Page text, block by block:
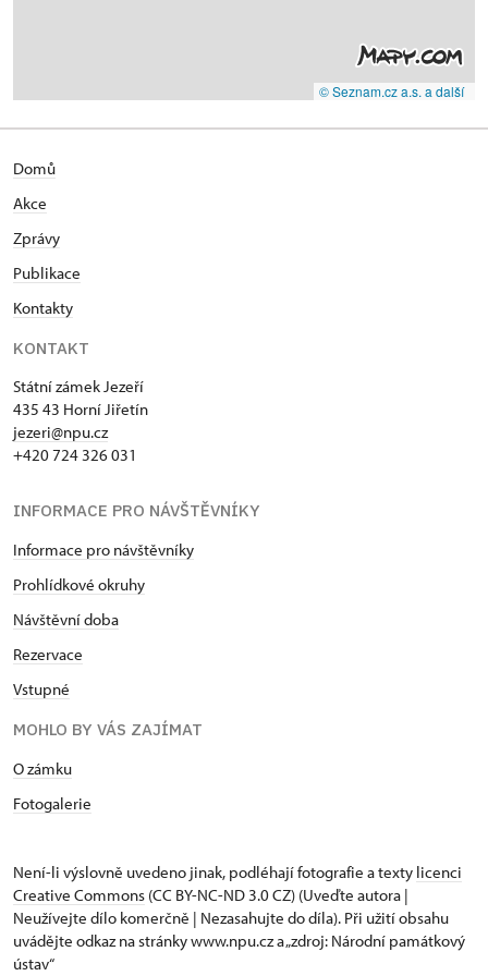
© Seznam.cz a.s. a další
Domů
Akce
Zprávy
Publikace
Kontakty
KONTAKT
Státní zámek Jezeří
435 43 Horní Jiřetín
jezeri@npu.cz
+420 724 326 031
INFORMACE PRO NÁVŠTĚVNÍKY
Informace pro návštěvníky
Prohlídkové okruhy
Návštěvní doba
Rezervace
Vstupné
MOHLO BY VÁS ZAJÍMAT
O zámku
Fotogalerie
Není-li výslovně uvedeno jinak, podléhají fotografie a texty licenci
Creative Commons (CC BY-NC-ND 3.0 CZ) (Uveďte autora |
Neužívejte dílo komerčně | Nezasahujte do díla). Při užití obsahu
uvádějte odkaz na stránky www.npu.cz a „zdroj: Národní památkový
ústav“